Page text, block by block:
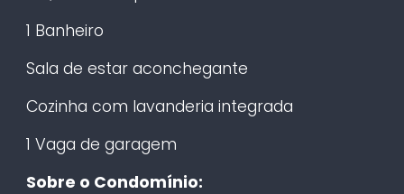
1 Banheiro
Sala de estar aconchegante
Cozinha com lavanderia integrada
1 Vaga de garagem
Sobre o Condomínio: